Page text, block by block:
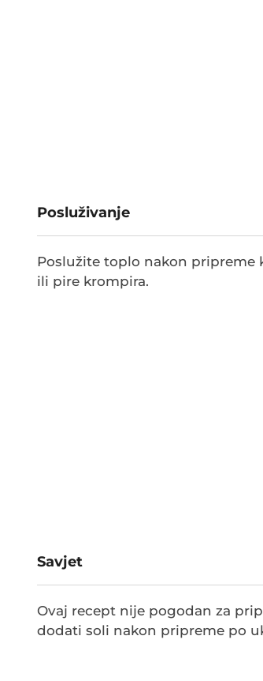
Posluživanje
Poslužite toplo nakon pripreme
ili pire krompira.
Savjet
Ovaj recept nije pogodan za
dodati soli nakon pripreme po